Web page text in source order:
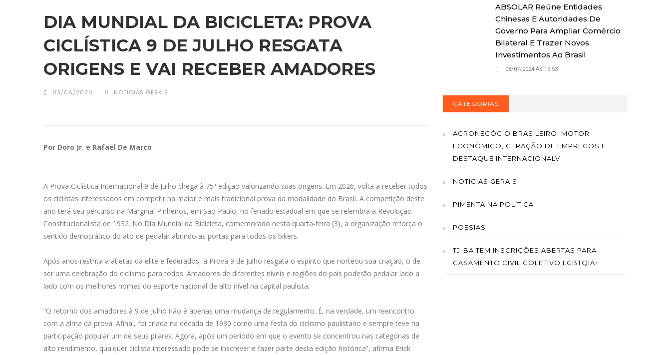
DIA MUNDIAL DA BICICLETA: PROVA
CICLÍSTICA 9 DE JULHO RESGATA
ORIGENS E VAI RECEBER AMADORES
03/06/2026 NOTICIAS GERAIS
Por Doro Jr. e Rafael De Marco
A Prova Ciclística Internacional 9 de Julho chega à 75ª edição valorizando suas origens. Em 2026, volta a receber todos
os ciclistas interessados em competir na maior e mais tradicional prova da modalidade do Brasil. A competição deste
ano terá seu percurso na Marginal Pinheiros, em São Paulo, no feriado estadual em que se relembra a Revolução
Constitucionalista de 1932. No Dia Mundial da Bicicleta, comemorado nesta quarta-feira (3), a organização reforça o
sentido democrático do ato de pedalar abrindo as portas para todos os bikers.
Após anos restrita a atletas da elite e federados, a Prova 9 de Julho resgata o espírito que norteou sua criação, o de
ser uma celebração do ciclismo para todos. Amadores de diferentes níveis e regiões do país poderão pedalar lado a
lado com os melhores nomes do esporte nacional de alto nível na capital paulista.
“O retorno dos amadores à 9 de Julho não é apenas uma mudança de regulamento. É, na verdade, um reencontro
com a alma da prova. Afinal, foi criada na década de 1930 como uma festa do ciclismo paulistano e sempre teve na
participação popular um de seus pilares. Agora, após um período em que o evento se concentrou nas categorias de
alto rendimento, qualquer ciclista interessado pode se inscrever e fazer parte desta edição histórica”, afirma Erick
ABSOLAR Reúne Entidades
Chinesas E Autoridades De
Governo Para Ampliar Comércio
Bilateral E Trazer Novos
Investimentos Ao Brasil
08/07/2024 ÁS 19:53
CATEGORIAS
AGRONEGÓCIO BRASILEIRO: MOTOR
ECONÔMICO, GERAÇÃO DE EMPREGOS E
DESTAQUE INTERNACIONALV
NOTICIAS GERAIS
PIMENTA NA POLÍTICA
POESIAS
TJ-BA TEM INSCRIÇÕES ABERTAS PARA
CASAMENTO CIVIL COLETIVO LGBTQIA+